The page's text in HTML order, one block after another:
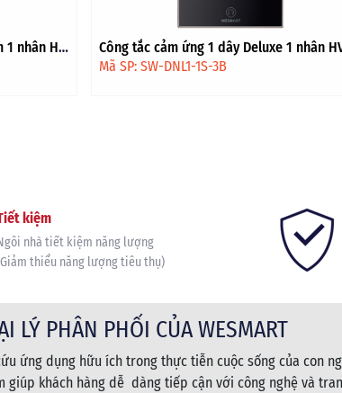
HV -
Công tắc cửa sổ Premium HCN - Trắng
vàng
Mã SP: SW-PW-1R-3W-4G
kiệm
nhà tiết kiệm năng lượng
thiểu năng lượng tiêu thụ)
LÝ PHÂN PHỐI CỦA WESMART
ứng dụng hữu ích trong thực tiễn cuộc sống của con
giúp khách hàng dễ dàng tiếp cận với công nghệ và